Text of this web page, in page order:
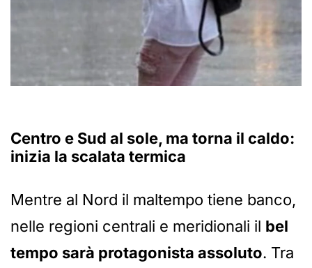
Centro e Sud al sole, ma torna il caldo:
inizia la scalata termica
Mentre al Nord il maltempo tiene banco,
nelle regioni centrali e meridionali il bel
tempo sarà protagonista assoluto. Tra